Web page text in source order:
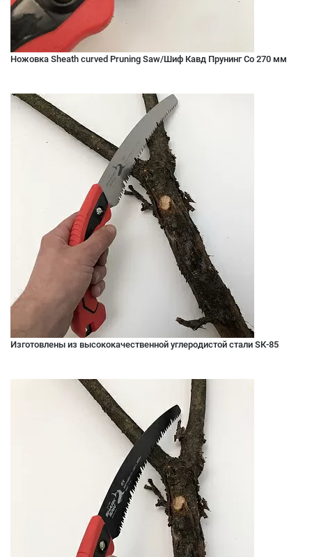
Ножовка Sheath curved Pruning Saw/Шиф Кавд Прунинг Со 270 мм
Изготовлены из высококачественной углеродистой стали SК-85